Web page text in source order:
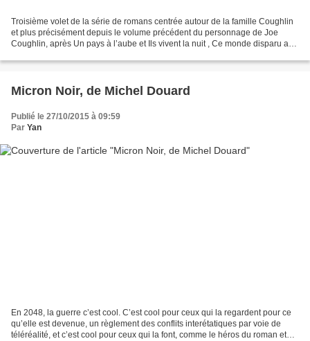
Troisième volet de la série de romans centrée autour de la famille Coughlin
et plus précisément depuis le volume précédent du personnage de Joe
Coughlin, après Un pays à l’aube et Ils vivent la nuit , Ce monde disparu a
Micron Noir, de Michel Douard
Publié le 27/10/2015 à 09:59
Par Yan
En 2048, la guerre c’est cool. C’est cool pour ceux qui la regardent pour ce
qu’elle est devenue, un règlement des conflits interétatiques par voie de
téléréalité, et c’est cool pour ceux qui la font, comme le héros du roman et